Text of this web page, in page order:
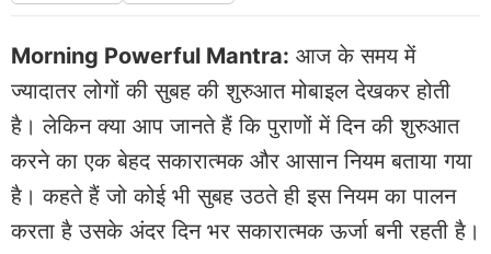
Morning Powerful Mantra: आज के समय में
ज्यादातर लोगों की सुबह की शुरुआत मोबाइल देखकर होती
है। लेकिन क्या आप जानते हैं कि पुराणों में दिन की शुरुआत
करने का एक बेहद सकारात्मक और आसान नियम बताया गया
है। कहते हैं जो कोई भी सुबह उठते ही इस नियम का पालन
करता है उसके अंदर दिन भर सकारात्मक ऊर्जा बनी रहती है।